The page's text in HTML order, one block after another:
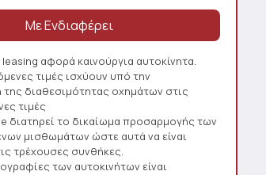
αφορά καινούργια αυτοκίνητα.
τιμές ισχύουν υπό την
διαθεσιμότητας οχημάτων στις
τιμές
διατηρεί το δικαίωμα προσαρμογής των
μισθωμάτων ώστε αυτά να είναι
τρέχουσες συνθήκες.
των αυτοκινήτων είναι